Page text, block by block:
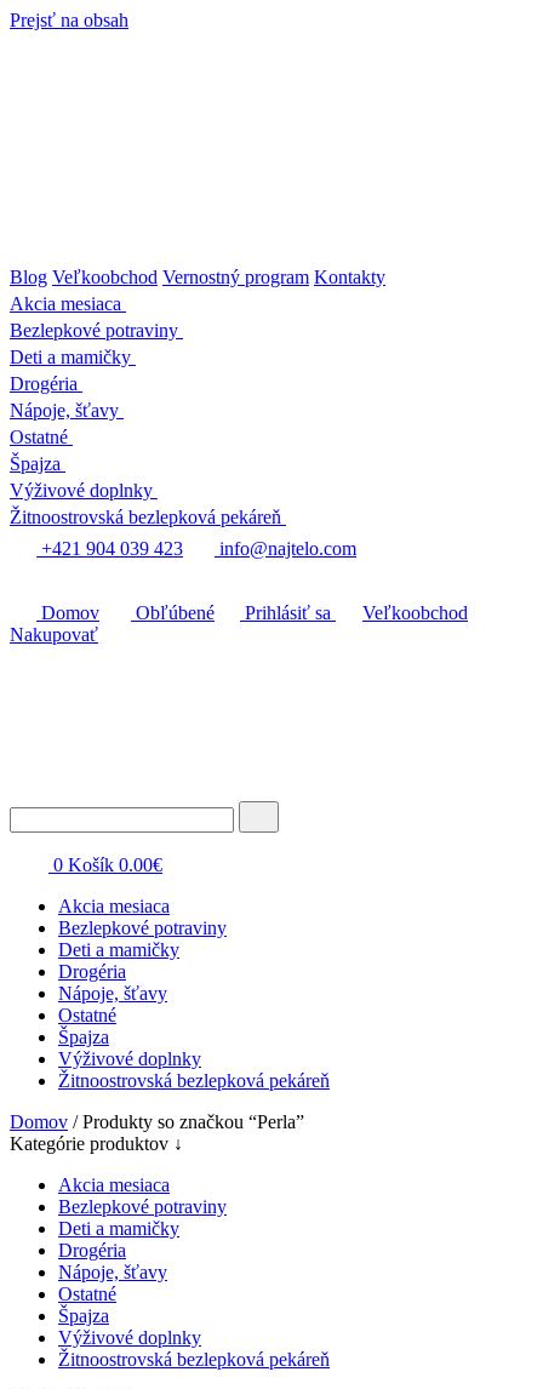
Prejsť na obsah
Blog Veľkoobchod Vernostný program Kontakty
Akcia mesiaca
Bezlepkové potraviny
Deti a mamičky
Drogéria
Nápoje, šťavy
Ostatné
Špajza
Výživové doplnky
Žitnoostrovská bezlepková pekáreň
+421 904 039 423
info@najtelo.com
Domov Obľúbené Prihlásiť sa
Veľkoobchod
Nakupovať
0 Košík 0.00€
Akcia mesiaca
Bezlepkové potraviny
Deti a mamičky
Drogéria
Nápoje, šťavy
Ostatné
Špajza
Výživové doplnky
Žitnoostrovská bezlepková pekáreň
Domov / Produkty so značkou “Perla”
Kategórie produktov ↓
Akcia mesiaca
Bezlepkové potraviny
Deti a mamičky
Drogéria
Nápoje, šťavy
Ostatné
Špajza
Výživové doplnky
Žitnoostrovská bezlepková pekáreň